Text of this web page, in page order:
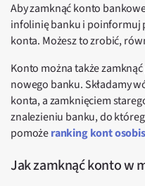
Aby zamknąć konto
infolinię banku i poinformuj
konta. Możesz to zrobić,
Konto można także
nowego banku. Składamy
konta, a zamknięciem
znalezieniu banku, do
pomożeranking kont
Jak zamknąć konto w